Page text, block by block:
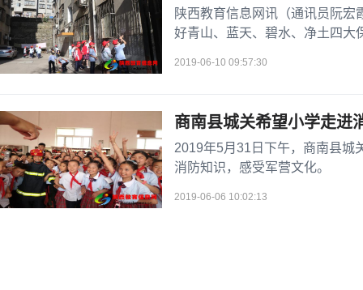
陕西教育信息网讯（通讯员阮
好青山、蓝天、碧水、净土四大
2019-06-10 09:57:30
商南县城关希望小学走进
2019年5月31日下午，商南县城
消防知识，感受军营文化。
2019-06-06 10:02:13